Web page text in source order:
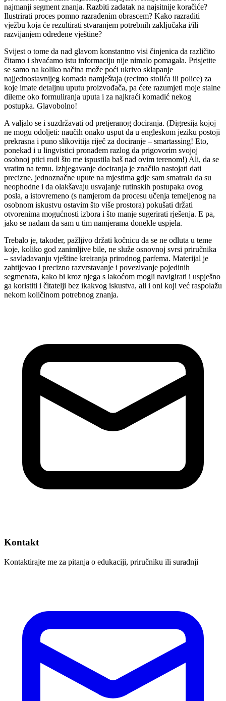
najmanji segment znanja. Razbiti zadatak na najsitnije koračiće?
Ilustrirati proces pomno razrađenim obrascem? Kako razraditi
vježbu koja će rezultirati stvaranjem potrebnih zaključaka i/ili
razvijanjem određene vještine?
Svijest o tome da nad glavom konstantno visi činjenica da različito
čitamo i shvaćamo istu informaciju nije nimalo pomagala. Prisjetite
se samo na koliko načina može poći ukrivo sklapanje
najjednostavnijeg komada namještaja (recimo stolića ili police) za
koje imate detaljnu uputu proizvođača, pa ćete razumjeti moje stalne
dileme oko formuliranja uputa i za najkraći komadić nekog
postupka. Glavobolno!
A valjalo se i suzdržavati od pretjeranog dociranja. (Digresija kojoj
ne mogu odoljeti: naučih onako usput da u engleskom jeziku postoji
prekrasna i puno slikovitija riječ za dociranje – smartassing! Eto,
ponekad i u lingvistici pronađem razlog da prigovorim svojoj
osobnoj ptici rodi što me ispustila baš nad ovim terenom!) Ali, da se
vratim na temu. Izbjegavanje dociranja je značilo nastojati dati
precizne, jednoznačne upute na mjestima gdje sam smatrala da su
neophodne i da olakšavaju usvajanje rutinskih postupaka ovog
posla, a istovremeno (s namjerom da procesu učenja temeljenog na
osobnom iskustvu ostavim što više prostora) pokušati držati
otvorenima mogućnosti izbora i što manje sugerirati rješenja. E pa,
jako se nadam da sam u tim namjerama donekle uspjela.
Trebalo je, također, pažljivo držati kočnicu da se ne odluta u teme
koje, koliko god zanimljive bile, ne služe osnovnoj svrsi priručnika
– savladavanju vještine kreiranja prirodnog parfema. Materijal je
zahtijevao i precizno razvrstavanje i povezivanje pojedinih
segmenata, kako bi kroz njega s lakoćom mogli navigirati i uspješno
ga koristiti i čitatelji bez ikakvog iskustva, ali i oni koji već raspolažu
nekom količinom potrebnog znanja.
Kontakt
Kontaktirajte me za pitanja o edukaciji, priručniku ili suradnji